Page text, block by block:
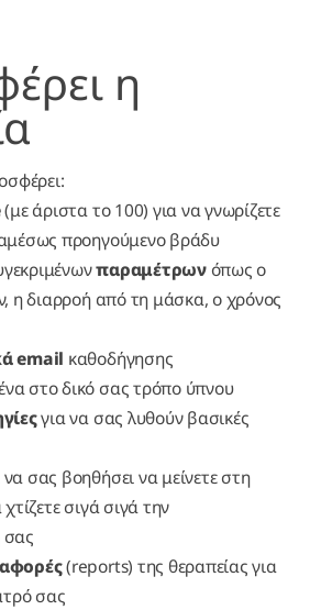
η
(με άριστα το 100) για να γνωρίζετε
προηγούμενο βράδυ
παραμέτρωνόπως ο
η διαρροή από τη μάσκα, ο χρόνος
email καθοδήγησης
στο δικό σας τρόπο ύπνου
για να σας λυθούν βασικές
να σας βοηθήσει να μείνετε στη
σιγά σιγά την
σας
(reports) της θεραπείας για
σας